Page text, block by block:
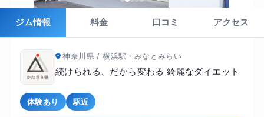
ジム情報 料金 口コミ アクセス
神奈川県 / 横浜駅・みなとみらい
続けられる、だから変わる 綺麗なダイエット
体験あり 駅近